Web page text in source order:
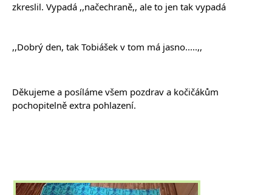
zkreslil. Vypadá ,,načechraně,, ale to jen tak vypadá
,,Dobrý den, tak Tobiášek v tom má jasno.....,,
Děkujeme a posíláme všem pozdrav a kočičákům
pochopitelně extra pohlazení.